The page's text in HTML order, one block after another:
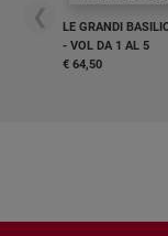
❮
LE GRANDI
- VOL DA 1 AL 5
€ 64,50